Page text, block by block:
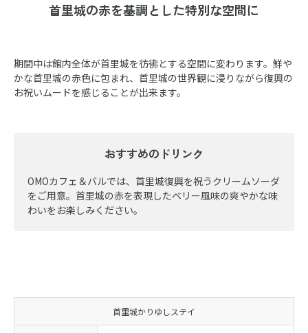
首里城の赤を基調とした特別な空間に
期間中は館内全体が首里城を彷彿とする空間に変わります。鮮や
かな首里城の赤色に包まれ、首里城の世界観に浸りながら復興の
お祝いムードを感じることが出来ます。
おすすめのドリンク
OMOカフェ＆バルでは、首里城復興を祝うクリームソーダ
をご用意。首里城の赤を表現したベリー風味の爽やかな味
わいをお楽しみください。
首里城かりゆしステイ